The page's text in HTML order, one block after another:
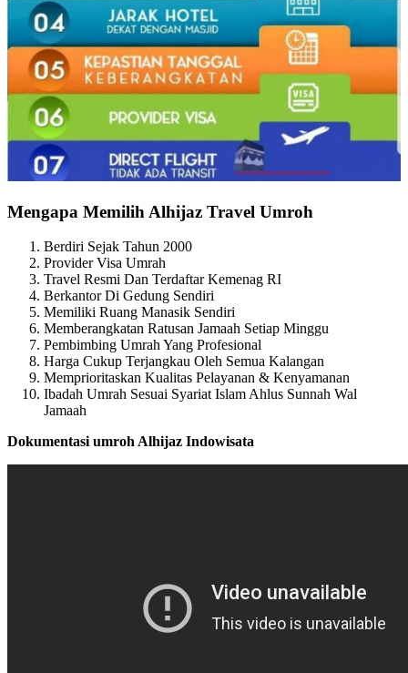
Mengapa Memilih Alhijaz Travel Umroh
Berdiri Sejak Tahun 2000
Provider Visa Umrah
Travel Resmi Dan Terdaftar Kemenag RI
Berkantor Di Gedung Sendiri
Memiliki Ruang Manasik Sendiri
Memberangkatan Ratusan Jamaah Setiap Minggu
Pembimbing Umrah Yang Profesional
Harga Cukup Terjangkau Oleh Semua Kalangan
Memprioritaskan Kualitas Pelayanan & Kenyamanan
Ibadah Umrah Sesuai Syariat Islam Ahlus Sunnah Wal
Jamaah
Dokumentasi umroh Alhijaz Indowisata